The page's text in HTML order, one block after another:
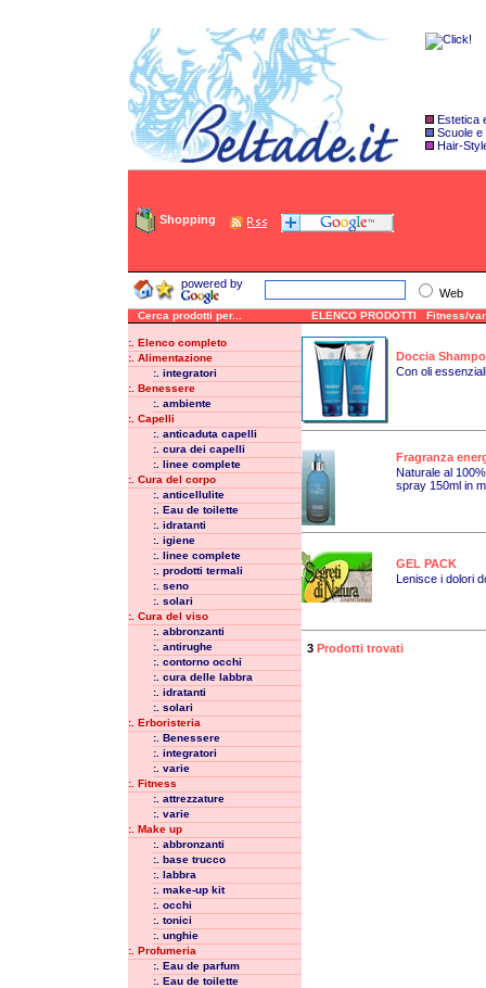
Estetica
Scuole e
Hair-
Shopping
powered by
Web
Cerca prodotti per...
:. Elenco completo
:. Alimentazione
:. integratori
:. Benessere
:. ambiente
:. Capelli
:. anticaduta capelli
:. cura dei capelli
:. linee complete
:. Cura del corpo
:. anticellulite
:. Eau de toilette
:. idratanti
:. igiene
:. linee complete
:. prodotti termali
:. seno
:. solari
:. Cura del viso
:. abbronzanti
:. antirughe
:. contorno occhi
:. cura delle labbra
:. idratanti
:. solari
:. Erboristeria
:. Benessere
:. integratori
:. varie
:. Fitness
:. attrezzature
:. varie
:. Make up
:. abbronzanti
:. base trucco
:. labbra
:. make-up kit
:. occhi
:. tonici
:. unghie
:. Profumeria
:. Eau de parfum
:. Eau de toilette
ELENCO PRODOTTI Fitness/
Doccia
Con oli
Fragranza
Naturale al
spray 150ml in
GEL PACK
Lenisce i dolori
3 Prodotti trovati